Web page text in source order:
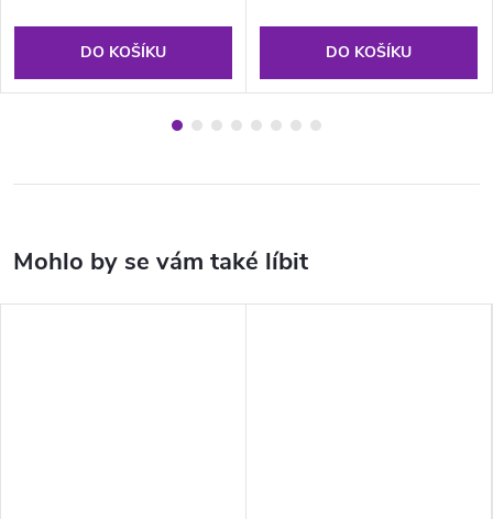
DO KOŠÍKU DO KOŠÍKU